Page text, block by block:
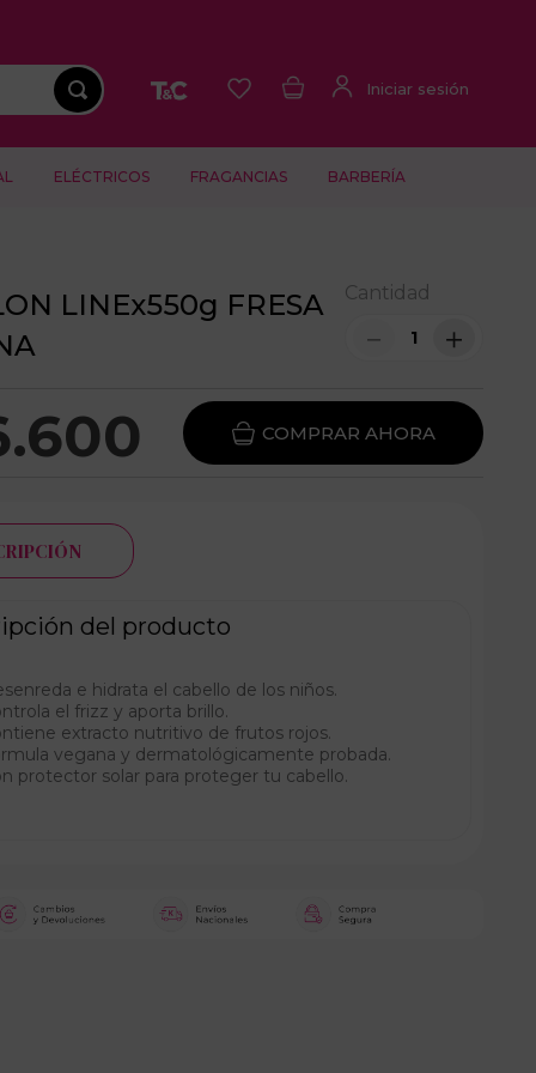
ELÉCTRICOS FRAGANCIAS BARBERÍA
LINEx550g FRESA
Cantidad
＋
－
.600
del producto
e hidrata el cabello de los niños.
el frizz y aporta brillo.
extracto nutritivo de frutos rojos.
vegana y dermatológicamente probada.
protector solar para proteger tu cabello.